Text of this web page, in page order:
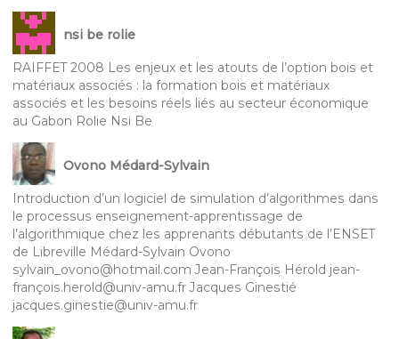
nsi be rolie
RAIFFET 2008 Les enjeux et les atouts de l’option bois et
matériaux associés : la formation bois et matériaux
associés et les besoins réels liés au secteur économique
au Gabon Rolie Nsi Be
Ovono Médard-Sylvain
Introduction d’un logiciel de simulation d’algorithmes dans
le processus enseignement-apprentissage de
l’algorithmique chez les apprenants débutants de l’ENSET
de Libreville Médard-Sylvain Ovono
sylvain_ovono@hotmail.com Jean-François Hérold jean-
françois.herold@univ-amu.fr Jacques Ginestié
jacques.ginestie@univ-amu.fr